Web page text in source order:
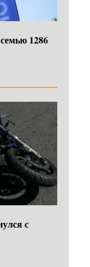
1286
с